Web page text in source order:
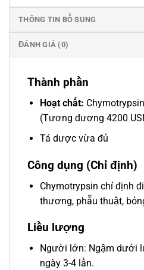
THÔNG TIN BỔ SUNG
ĐÁNH GIÁ (0)
Thành phần
Hoạt chất:
(Tương đương 4200
Tá dược vừa đủ
Công dụng (Chỉ định)
Chymotrypsin chỉ định
thương, phẫu thuật,
Liều lượng
Người lớn: Ngậm dưới
ngày 3-4 lần.